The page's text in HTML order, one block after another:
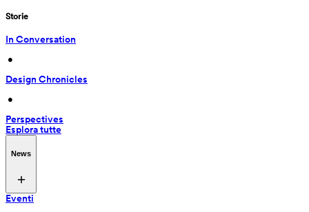
Storie
In Conversation
•
Design Chronicles
•
Perspectives
Esplora tutte
News
Eventi